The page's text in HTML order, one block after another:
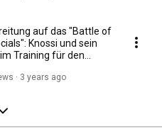
auf das "Battle of
Knossi und sein
Training für den
Sieg
3 years ago